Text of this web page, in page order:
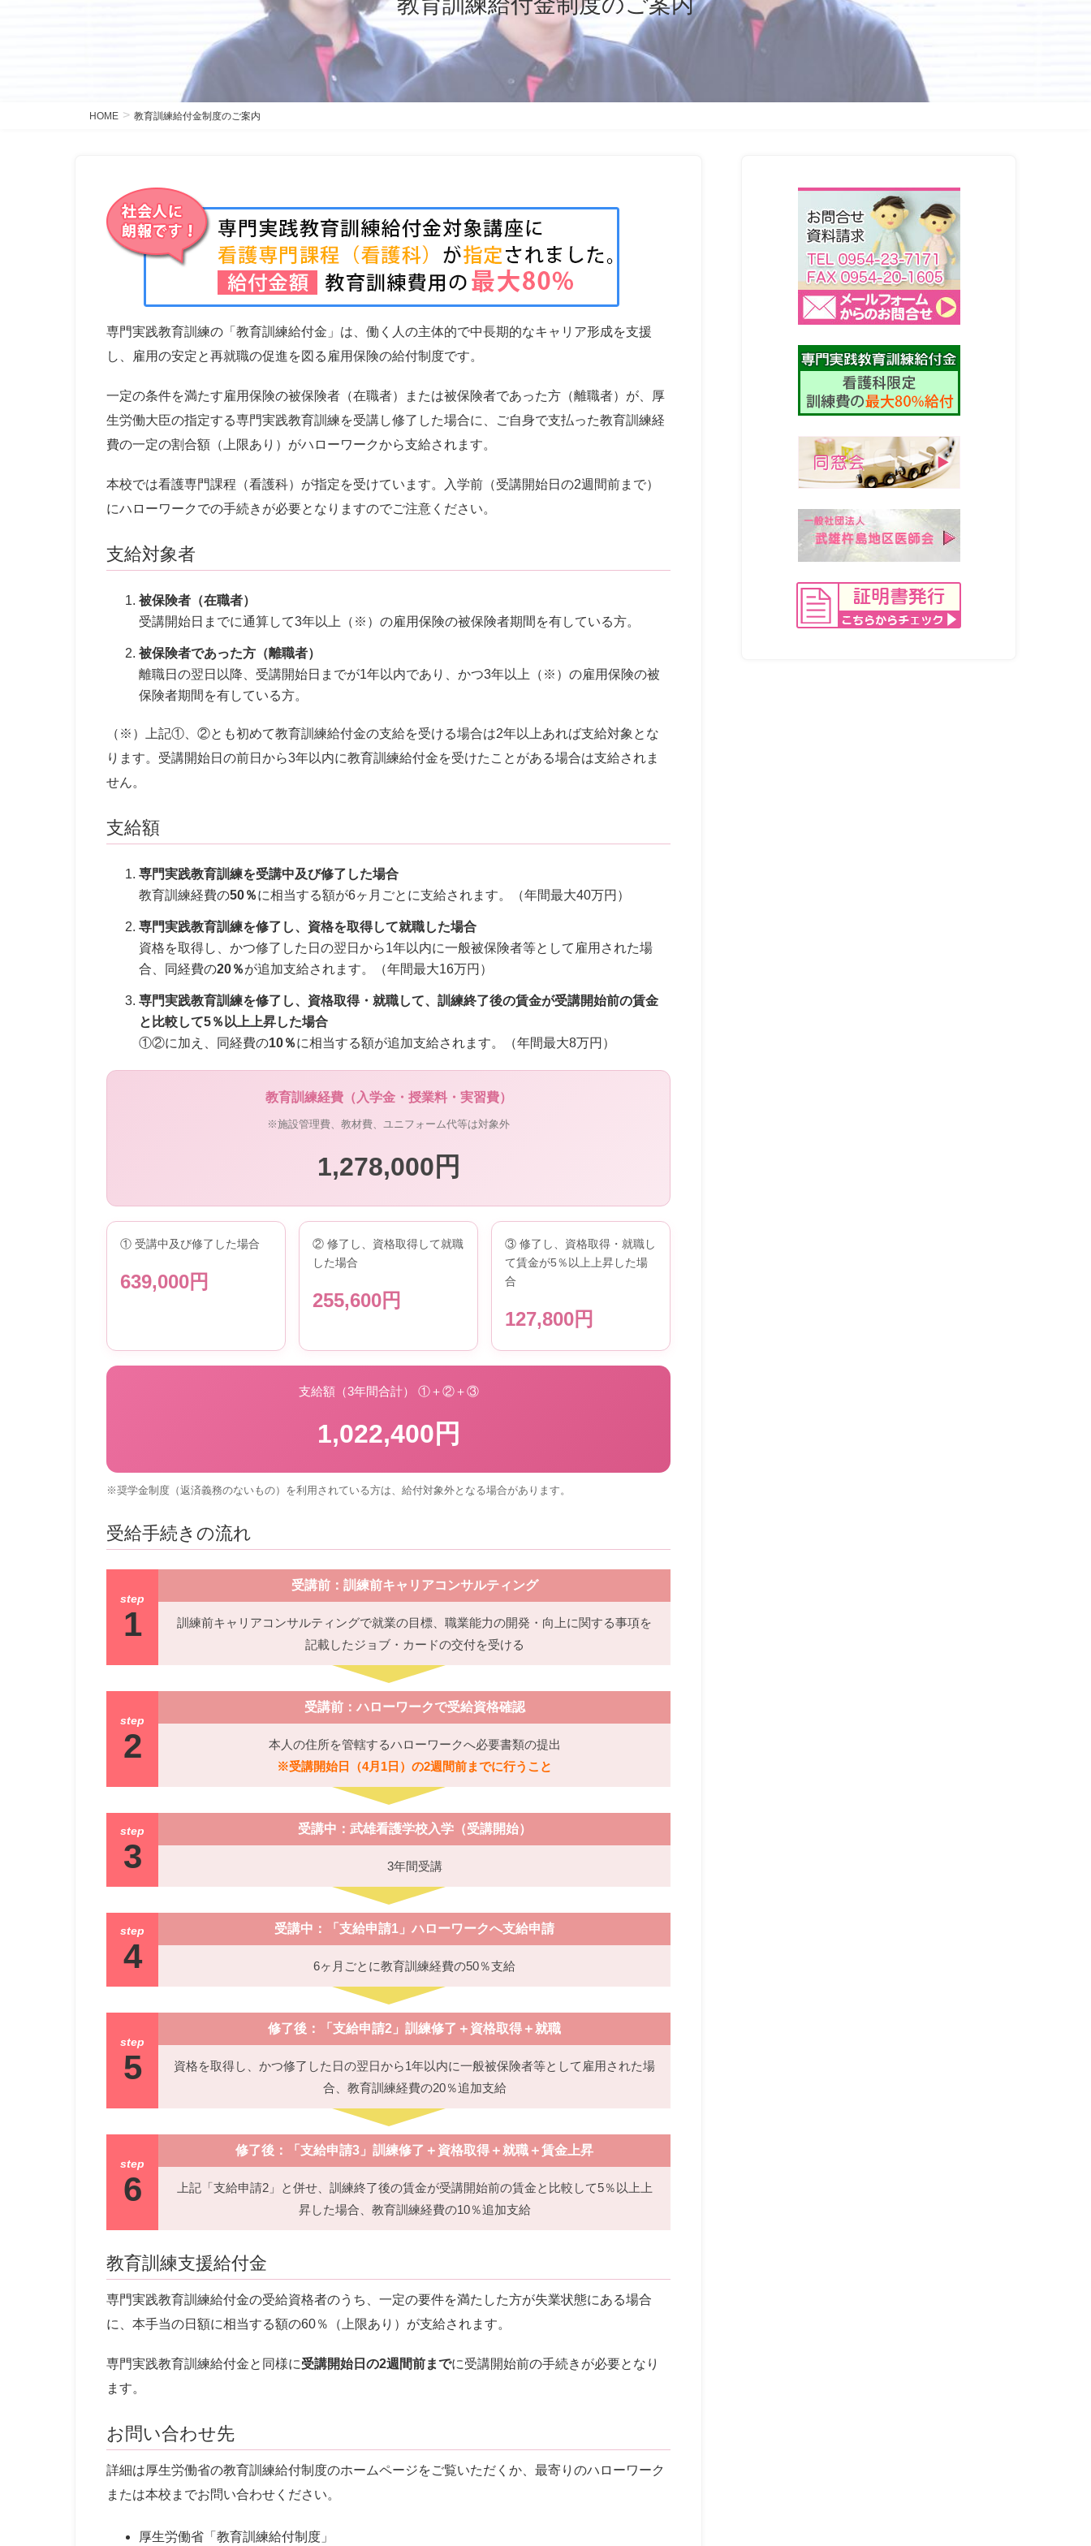
HOME 教育訓練給付金制度のご案内
専門実践教育訓練の「教育訓練給付金」は、働く人の主体的で中長期的なキャリア形成を支援
し、雇用の安定と再就職の促進を図る雇用保険の給付制度です。
一定の条件を満たす雇用保険の被保険者（在職者）または被保険者であった方（離職者）が、厚
生労働大臣の指定する専門実践教育訓練を受講し修了した場合に、ご自身で支払った教育訓練経
費の一定の割合額（上限あり）がハローワークから支給されます。
本校では看護専門課程（看護科）が指定を受けています。入学前（受講開始日の2週間前まで）
にハローワークでの手続きが必要となりますのでご注意ください。
支給対象者
被保険者（在職者）
受講開始日までに通算して3年以上（※）の雇用保険の被保険者期間を有している方。
被保険者であった方（離職者）
離職日の翌日以降、受講開始日までが1年以内であり、かつ3年以上（※）の雇用保険の被
保険者期間を有している方。
（※）上記①、②とも初めて教育訓練給付金の支給を受ける場合は2年以上あれば支給対象とな
ります。受講開始日の前日から3年以内に教育訓練給付金を受けたことがある場合は支給されま
せん。
支給額
専門実践教育訓練を受講中及び修了した場合
教育訓練経費の50％に相当する額が6ヶ月ごとに支給されます。（年間最大40万円）
専門実践教育訓練を修了し、資格を取得して就職した場合
資格を取得し、かつ修了した日の翌日から1年以内に一般被保険者等として雇用された場
合、同経費の20％が追加支給されます。（年間最大16万円）
専門実践教育訓練を修了し、資格取得・就職して、訓練終了後の賃金が受講開始前の賃金
と比較して5％以上上昇した場合
①②に加え、同経費の10％に相当する額が追加支給されます。（年間最大8万円）
教育訓練経費（入学金・授業料・実習費）
※施設管理費、教材費、ユニフォーム代等は対象外
1,278,000円
① 受講中及び修了した場合
639,000円
② 修了し、資格取得して就職
した場合
255,600円
③ 修了し、資格取得・就職し
て賃金が5％以上上昇した場
合
127,800円
支給額（3年間合計） ①＋②＋③
1,022,400円
※奨学金制度（返済義務のないもの）を利用されている方は、給付対象外となる場合があります。
受給手続きの流れ
step
1
受講前：訓練前キャリアコンサルティング
訓練前キャリアコンサルティングで就業の目標、職業能力の開発・向上に関する事項を
記載したジョブ・カードの交付を受ける
step
2
受講前：ハローワークで受給資格確認
本人の住所を管轄するハローワークへ必要書類の提出
※受講開始日（4月1日）の2週間前までに行うこと
step
3
受講中：武雄看護学校入学（受講開始）
3年間受講
step
4
受講中：「支給申請1」ハローワークへ支給申請
6ヶ月ごとに教育訓練経費の50％支給
step
5
修了後：「支給申請2」訓練修了＋資格取得＋就職
資格を取得し、かつ修了した日の翌日から1年以内に一般被保険者等として雇用された場
合、教育訓練経費の20％追加支給
step
6
修了後：「支給申請3」訓練修了＋資格取得＋就職＋賃金上昇
上記「支給申請2」と併せ、訓練終了後の賃金が受講開始前の賃金と比較して5％以上上
昇した場合、教育訓練経費の10％追加支給
教育訓練支援給付金
専門実践教育訓練給付金の受給資格者のうち、一定の要件を満たした方が失業状態にある場合
に、本手当の日額に相当する額の60％（上限あり）が支給されます。
専門実践教育訓練給付金と同様に受講開始日の2週間前までに受講開始前の手続きが必要となり
ます。
お問い合わせ先
詳細は厚生労働省の教育訓練給付制度のホームページをご覧いただくか、最寄りのハローワーク
または本校までお問い合わせください。
厚生労働省「教育訓練給付制度」